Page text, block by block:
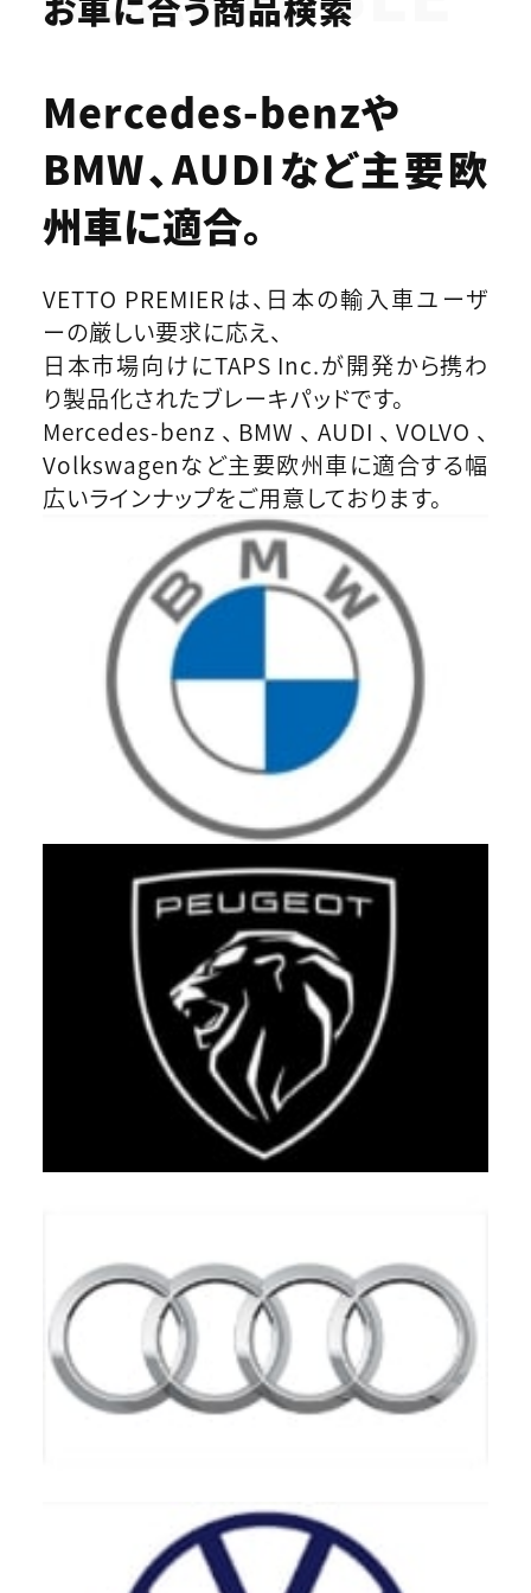
Mercedes-benzや
BMW、AUDIなど主要欧
州車に適合。
VETTO PREMIERは、日本の輸入車ユーザ
ーの厳しい要求に応え、
日本市場向けにTAPS Inc.が開発から携わ
り製品化されたブレーキパッドです。
Mercedes-benz、BMW、AUDI、VOLVO、
Volkswagenなど主要欧州車に適合する幅
広いラインナップをご用意しております。